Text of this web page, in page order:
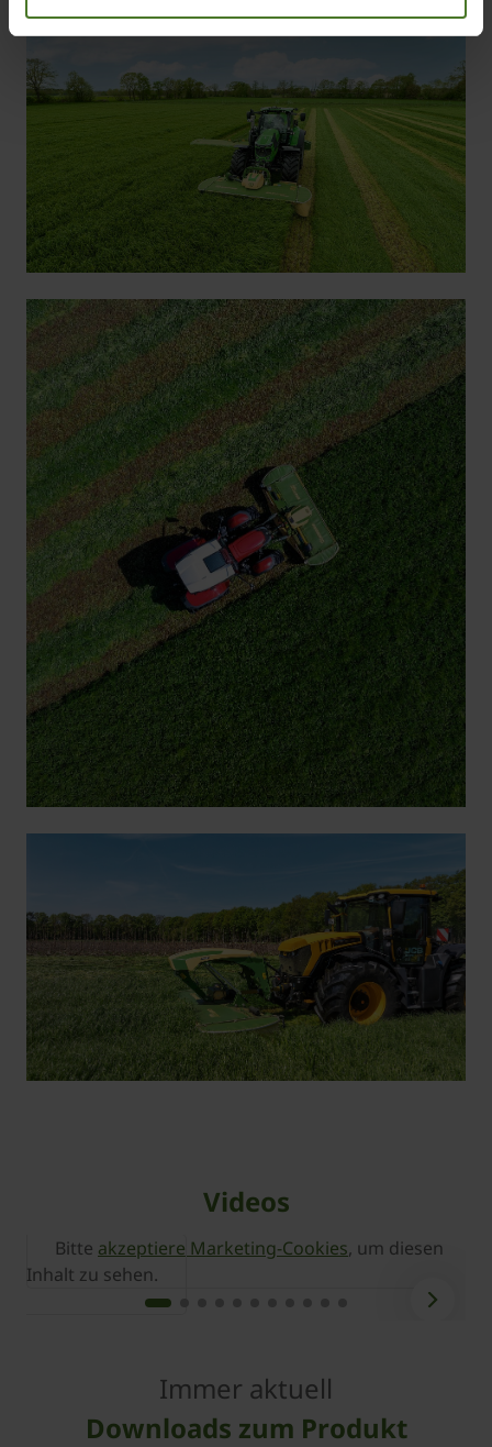
Videos
Bitte akzeptiere Marketing-Cookies, um diesen
Inhalt zu sehen.
Immer aktuell
Downloads zum Produkt